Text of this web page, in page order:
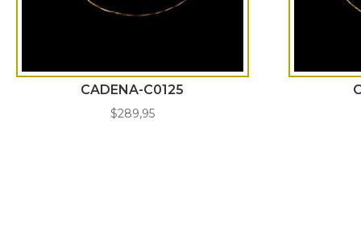
CADENA-C0125
$289,95